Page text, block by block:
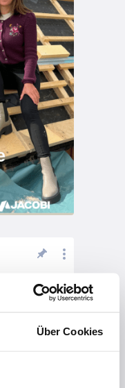
Über Cookies